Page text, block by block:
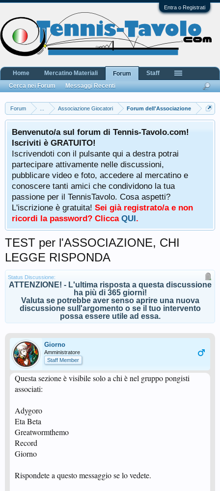
Entra o Registrati
Forum Associazione Giocatori Forum dell'Associazione
Benvenuto/a sul forum di Tennis-Tavolo.com!
Iscriviti è GRATUITO!
Iscrivendoti con il pulsante qui a destra potrai
partecipare attivamente nelle discussioni,
pubblicare video e foto, accedere al mercatino e
conoscere tanti amici che condividono la tua
passione per il TennisTavolo. Cosa aspetti?
L'iscrizione è gratuita! Sei già registrato/a e non
ricordi la password? Clicca QUI.
TEST per l'ASSOCIAZIONE, CHI
LEGGE RISPONDA
Status Discussione:
ATTENZIONE! - L'ultima risposta a questa discussione
ha più di 365 giorni!
Valuta se potrebbe aver senso aprire una nuova
discussione sull'argomento o se il tuo intervento
possa essere utile ad essa.
Giorno
Amministratore
Staff Member
Questa sezione è visibile solo a chi è nel gruppo pongisti
associati:
Adygoro
Eta Beta
Greatwormthemo
Record
Giorno
Rispondete a questo messaggio se lo vedete.
Home Mercatino Materiali
Forum
Cerca nei Forum
Messaggi Recenti
Staff